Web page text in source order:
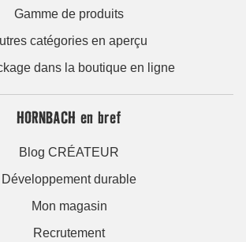
Gamme de produits
catégories en aperçu
dans la boutique en ligne
HORNBACH en bref
Blog CRÉATEUR
Développement durable
Mon magasin
Recrutement